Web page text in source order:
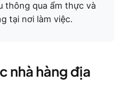
thông qua ẩm thực và
tại nơi làm việc.
nhà hàng địa